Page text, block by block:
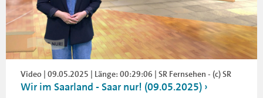
Video | 09.05.2025 | Länge: 00:29:06 | SR Fernsehen - (c) SR
Wir im Saarland - Saar nur! (09.05.2025)